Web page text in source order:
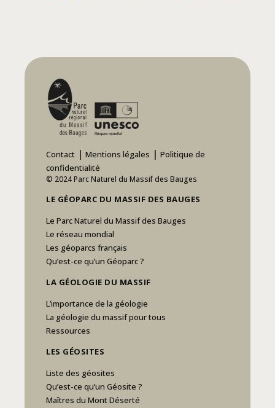
Contact | Mentions légales | Politique de
confidentialité
© 2024 Parc Naturel du Massif des Bauges
LE GÉOPARC DU MASSIF DES BAUGES
Le Parc Naturel du Massif des Bauges
Le réseau mondial
Les géoparcs français
Qu’est-ce qu’un Géoparc ?
LA GÉOLOGIE DU MASSIF
L’importance de la géologie
La géologie du massif pour tous
Ressources
LES GÉOSITES
Liste des géosites
Qu’est-ce qu’un Géosite ?
Maîtres du Mont Déserté